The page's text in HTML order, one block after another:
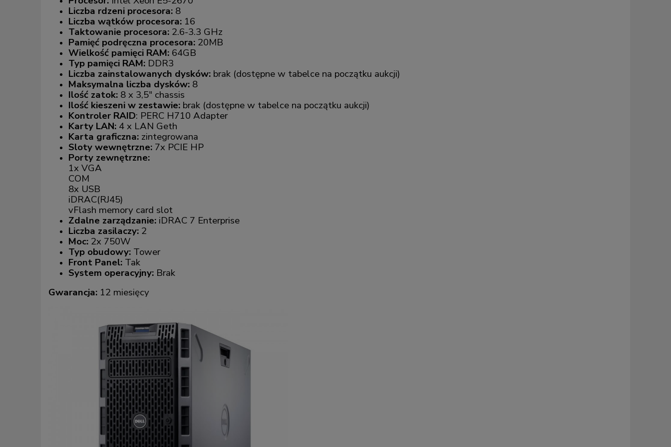
Liczba rdzeni procesora: 8
Liczba wątków procesora: 16
Taktowanie procesora: 2.6-3.3 GHz
Pamięć podręczna procesora: 20MB
Wielkość pamięci RAM: 64GB
Typ pamięci RAM: DDR3
Liczba zainstalowanych dysków: brak (dostępne w tabelce na początku aukcji)
Maksymalna liczba dysków: 8
Ilość zatok: 8 x 3,5" chassis
Ilość kieszeni w zestawie: brak (dostępne w tabelce na początku aukcji)
Kontroler RAID: PERC H710 Adapter
Karty LAN: 4 x LAN Geth
Karta graficzna: zintegrowana
Sloty wewnętrzne: 7x PCIE HP
Porty zewnętrzne:
1x VGA
COM
8x USB
iDRAC(RJ45)
vFlash memory card slot
Zdalne zarządzanie: iDRAC 7 Enterprise
Liczba zasilaczy: 2
Moc: 2x 750W
Typ obudowy: Tower
Front Panel: Tak
System operacyjny: Brak
Gwarancja: 12 miesięcy